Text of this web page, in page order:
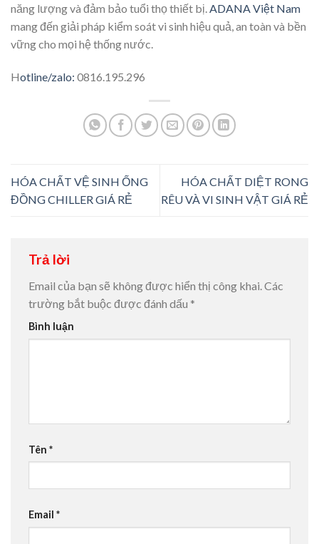
năng lượng và đảm bảo tuổi thọ thiết bị. ADANA Việt Nam
mang đến giải pháp kiểm soát vi sinh hiệu quả, an toàn và bền
vững cho mọi hệ thống nước.
Hotline/zalo: 0816.195.296
HÓA CHẤT VỆ SINH ỐNG
ĐỒNG CHILLER GIÁ RẺ
HÓA CHẤT DIỆT RONG
RÊU VÀ VI SINH VẬT GIÁ RẺ
Trả lời
Email của bạn sẽ không được hiển thị công khai.Các
trường bắt buộc được đánh dấu *
Bình luận
Tên *
Email *